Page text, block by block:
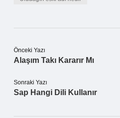
Önceki Yazı
Alaşım Takı Kararır Mı
Sonraki Yazı
Sap Hangi Dili Kullanır